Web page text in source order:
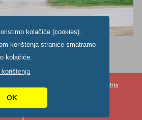
kolačiće (cookies).
korištenja stranice smatramo
kolačiće.
OK
Zaštita
|Digitalna pristupačnost